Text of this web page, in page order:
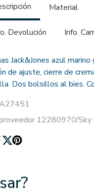
Material
Devolución Info.
Jack&Jones azul
de ajuste, cierre de
Dos bolsillos al bies.
12280970/Sky